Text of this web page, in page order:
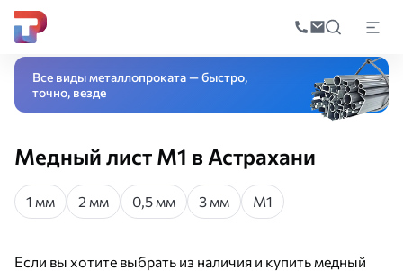
по
Главная Листы из цветных металлов
Все виды металлопроката — быстро,
точно, везде
Медный лист М1 в Астрахани
1 мм 2 мм 0,5 мм 3 мм М1
Если вы хотите выбрать из наличия и купить медный